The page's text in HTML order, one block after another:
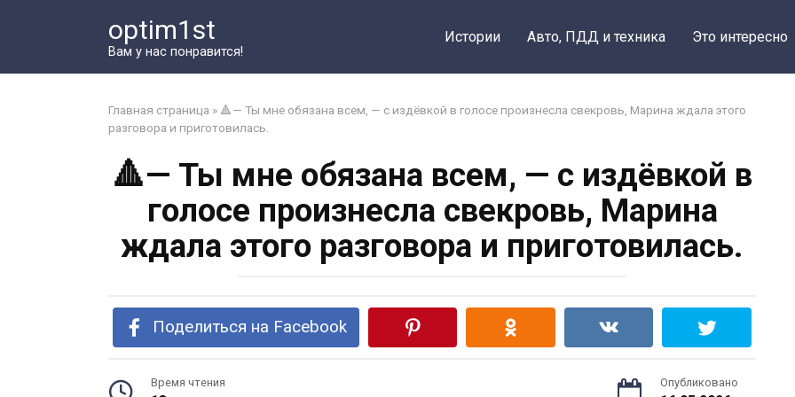
optim1st
Вам у нас понравится!
Истории Авто, ПДД и техника Это интересно
Главная страница » 🔺— Ты мне обязана всем, — с издёвкой в голосе произнесла свекровь, Марина ждала этого
разговора и приготовилась.
🔺— Ты мне обязана всем, — с издёвкой в
голосе произнесла свекровь, Марина
ждала этого разговора и приготовилась.
Поделиться на Facebook
Время чтения Опубликовано
Поделиться